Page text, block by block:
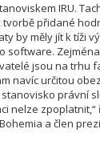
IRU.
přidané
by měly jít k tíži
software.
jsou na trhu
navíc určitou
právní
nelze zpoplatnit,“
a člen